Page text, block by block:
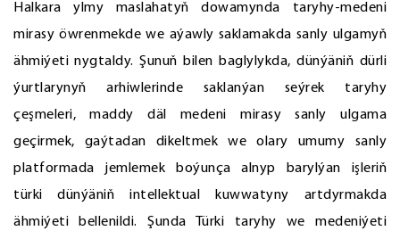
Halkara ylmy maslahatyň dowamynda taryhy-medeni
mirasy öwrenmekde we aýawly saklamakda sanly ulgamyň
ähmiýeti nygtaldy. Şunuň bilen baglylykda, dünýäniň dürli
ýurtlarynyň arhiwlerinde saklanýan seýrek taryhy
çeşmeleri, maddy däl medeni mirasy sanly ulgama
geçirmek, gaýtadan dikeltmek we olary umumy sanly
platformada jemlemek boýunça alnyp barylýan işleriň
türki dünýäniň intellektual kuwwatyny artdyrmakda
ähmiýeti bellenildi. Şunda Türki taryhy we medeniýeti